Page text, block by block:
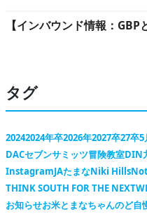
【インバウンド情報：
タグ
20242024年卒2026年2027卒27卒5
DACセブンサミッツ冒険教室DIN
InstagramJAたまなNiki Hills
THINK SOUTH FOR THE NEXT
お知らせお米とまなちゃんのど自